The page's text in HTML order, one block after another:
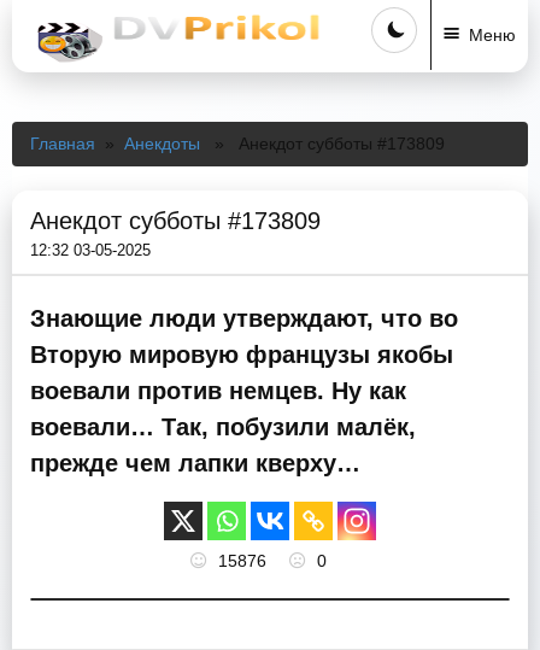
Меню
Главная » Анекдоты » Анекдот субботы #173809
Анекдот субботы #173809
12:32 03-05-2025
Знающие люди утверждают, что во
Вторую мировую французы якобы
воевали против немцев. Ну как
воевали… Так, побузили малёк,
прежде чем лапки кверху…
15876 0